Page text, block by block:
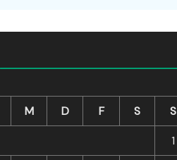
M D F S
S
1